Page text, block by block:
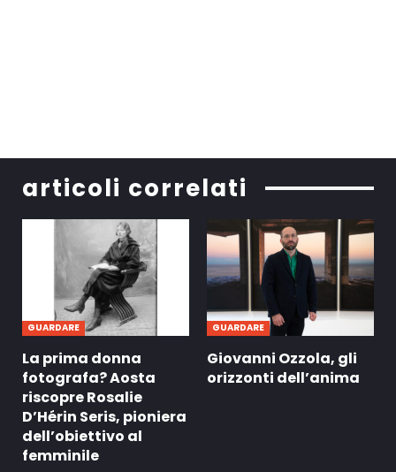
articoli correlati
GUARDARE
La prima donna
fotografa? Aosta
riscopre Rosalie
D’Hérin Seris, pioniera
dell’obiettivo al
femminile
GUARDARE
Giovanni Ozzola, gli
orizzonti dell’anima